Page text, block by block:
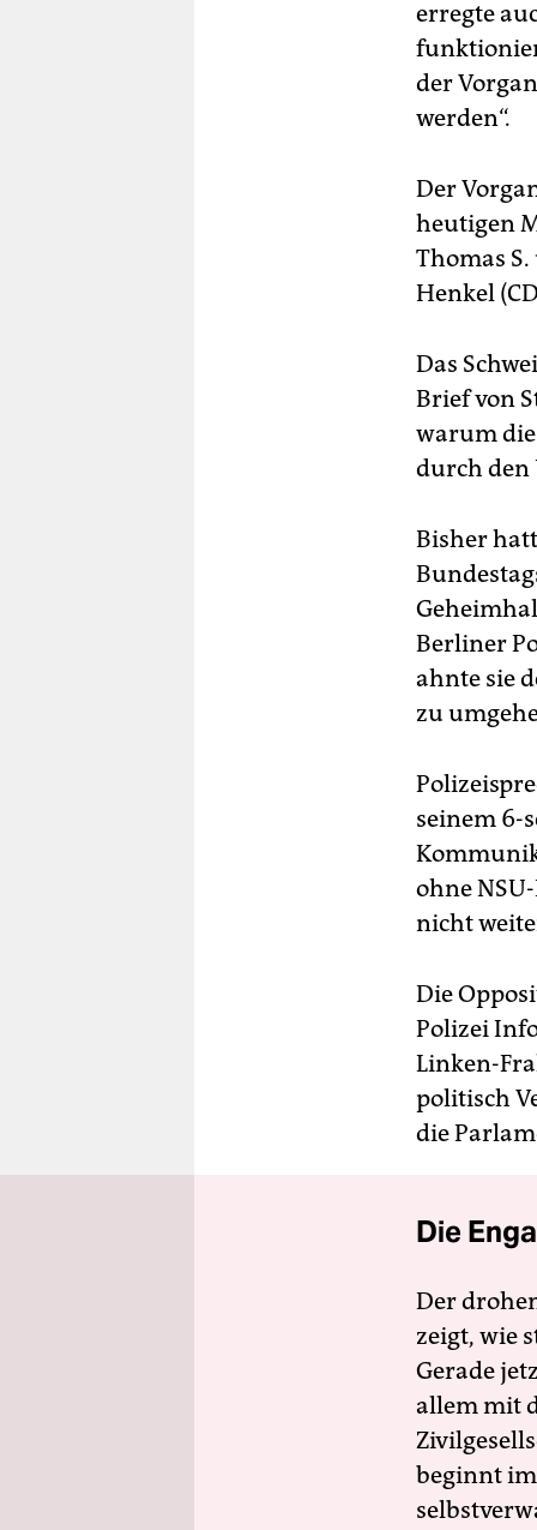
erregte
der
werden“.
Der
heutigen
Thomas
Henkel
Das
Brief von
warum die
durch den
Bisher
Berliner
ahnte sie
zu
seinem 6-
ohne
nicht
Die
Polizei
Linken-
politisch
die
Die
Der
zeigt, wie
Gerade
allem mit
beginnt